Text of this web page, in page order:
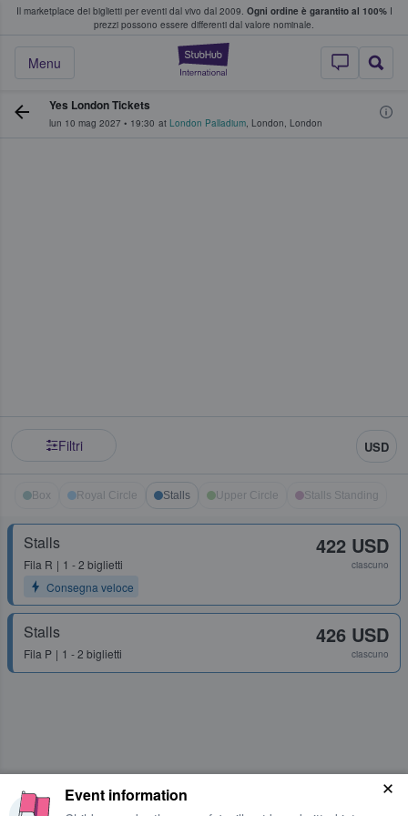
Il marketplace dei biglietti per eventi dal vivo dal 2009. Ogni ordine è garantito al 100%I
prezzi possono essere differenti dal valore nominale.
StubHub - Dove
Menu
fan comprano e vendono biglietti
Yes London Tickets
lun 10 mag 2027 • 19:30 at London Palladium, London, London
Filtri USD
Box Royal Circle Stalls Upper Circle Stalls Standing
Stalls
Fila R
1 - 2 biglietti
Consegna veloce
422 USD
ciascuno
Stalls
Fila P 1 - 2 biglietti
426 USD
ciascuno
Event information